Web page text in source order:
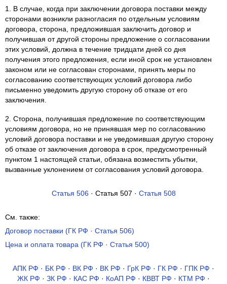
1. В случае, когда при заключении договора поставки между
сторонами возникли разногласия по отдельным условиям
договора, сторона, предложившая заключить договор и
получившая от другой стороны предложение о согласовании
этих условий, должна в течение тридцати дней со дня
получения этого предложения, если иной срок не установлен
законом или не согласован сторонами, принять меры по
согласованию соответствующих условий договора либо
письменно уведомить другую сторону об отказе от его
заключения.
2. Сторона, получившая предложение по соответствующим
условиям договора, но не принявшая мер по согласованию
условий договора поставки и не уведомившая другую сторону
об отказе от заключения договора в срок, предусмотренный
пунктом 1 настоящей статьи, обязана возместить убытки,
вызванные уклонением от согласования условий договора.
Статья 506· Статья 507 · Статья 508
См. также:
Договор поставки (ГК РФ · Статья 506)
Цена и оплата товара (ГК РФ · Статья 500)
АПК РФ · БК РФ · ВК РФ · ВК РФ · ГрК РФ · ГК РФ · ГПК РФ ·
ЖК РФ · ЗК РФ · КАС РФ · КоАП РФ · КВВТ РФ · КТМ РФ ·